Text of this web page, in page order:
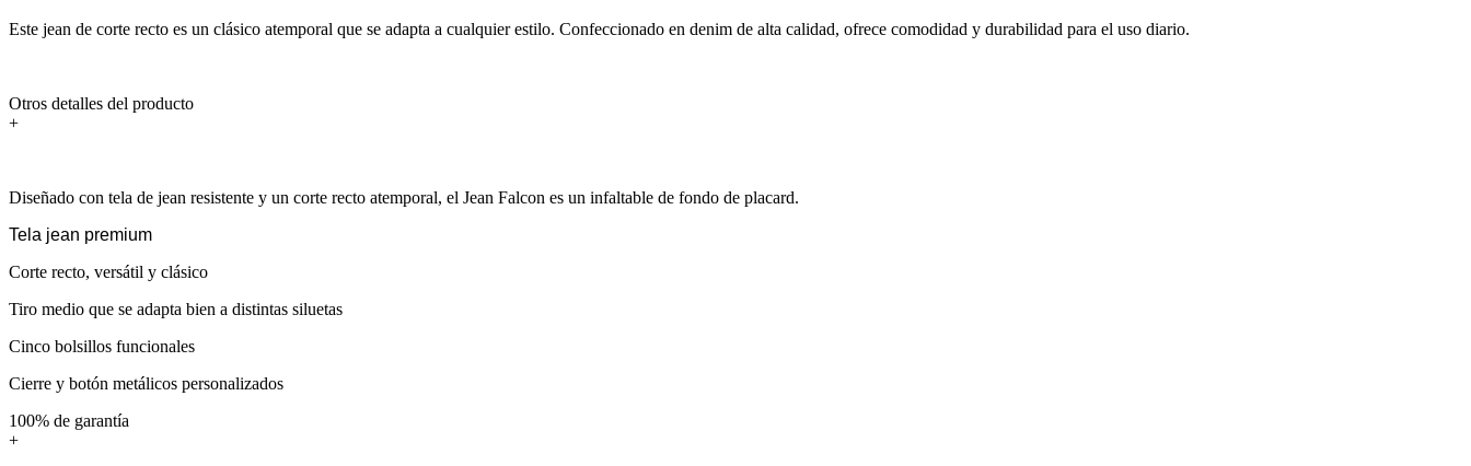
Este jean de corte recto es un clásico atemporal que se adapta a cualquier estilo. Confeccionado en denim de alta calidad, ofrece comodidad y durabilidad para el uso diario.
Otros detalles del producto
+
Diseñado con tela de jean resistente y un corte recto atemporal, el Jean Falcon es un infaltable de fondo de placard.
Tela jean premium
Corte recto, versátil y clásico
Tiro medio que se adapta bien a distintas siluetas
Cinco bolsillos funcionales
Cierre y botón metálicos personalizados
100% de garantía
+